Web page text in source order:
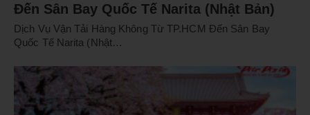
Đến Sân Bay Quốc Tế Narita (Nhật Bản)
Dịch Vụ Vận Tải Hàng Không Từ TP.HCM Đến Sân Bay
Quốc Tế Narita (Nhật…